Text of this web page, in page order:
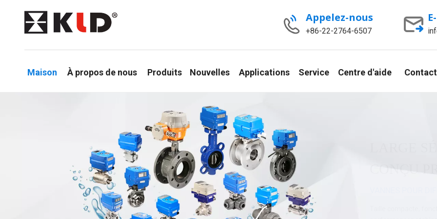
Appelez-nous
+86-22-2764-6507
Maison À propos de nous Produits Nouvelles Applications Service Centre d'aide